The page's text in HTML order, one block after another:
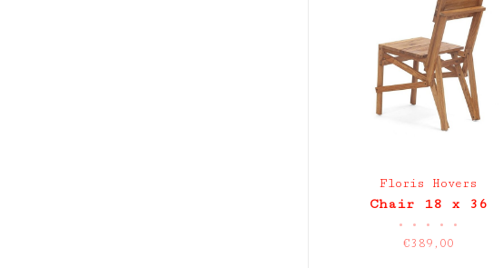
Floris Hovers
Chair 18 x 36
• • • • •
€389,00